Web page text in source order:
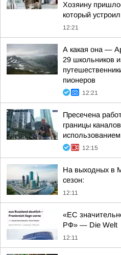
Хозяину
который
12:21
А какая она —
29 школьников
пионеров
12:21
Пресечена
границы
12:15
На выходных в
сезон:
12:11
«ЕС
РФ» — Die Welt
12:11